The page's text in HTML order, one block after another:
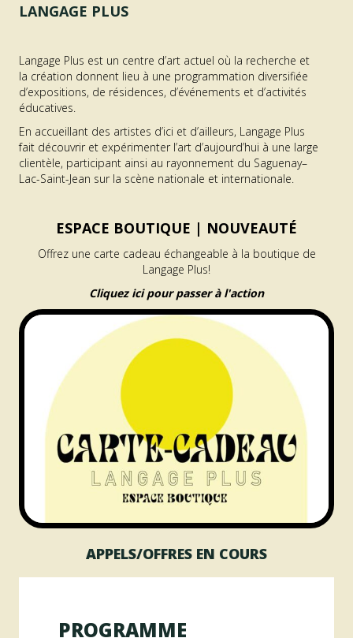
LANGAGE PLUS
Langage Plus est un centre d’art actuel où la recherche et
la création donnent lieu à une programmation diversifiée
d’expositions, de résidences, d’événements et d’activités
éducatives.
En accueillant des artistes d’ici et d’ailleurs, Langage Plus
fait découvrir et expérimenter l’art d’aujourd’hui à une large
clientèle, participant ainsi au rayonnement du Saguenay–
Lac-Saint-Jean sur la scène nationale et internationale.
ESPACE BOUTIQUE | NOUVEAUTÉ
Offrez une carte cadeau échangeable à la boutique de
Langage Plus!
Cliquez ici pour passer à l'action
APPELS/OFFRES EN COURS
PROGRAMME